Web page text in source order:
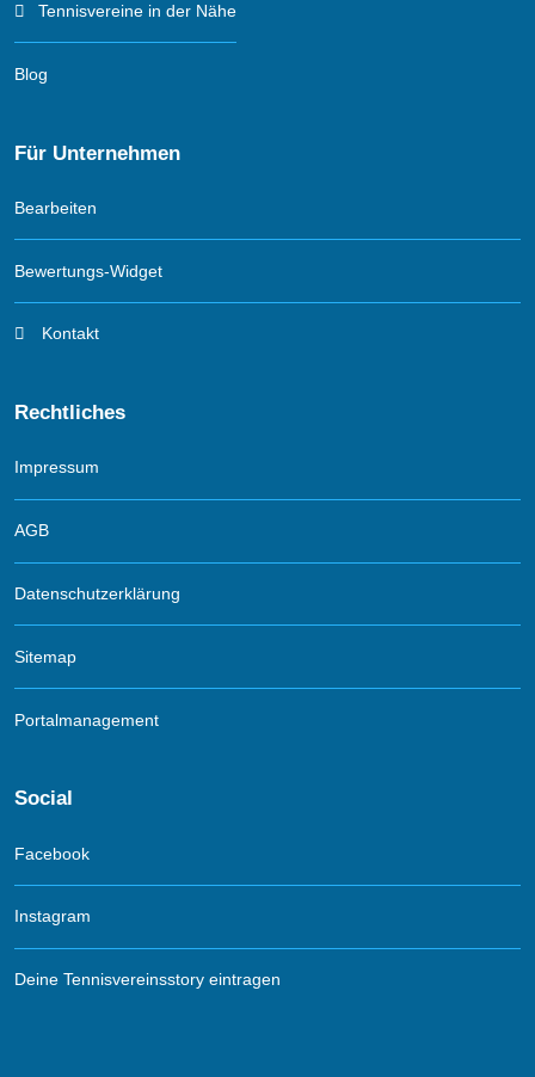
Tennisvereine in der Nähe
Blog
Für Unternehmen
Bearbeiten
Bewertungs-Widget
Kontakt
Rechtliches
Impressum
AGB
Datenschutzerklärung
Sitemap
Portalmanagement
Social
Facebook
Instagram
Deine Tennisvereinsstory eintragen